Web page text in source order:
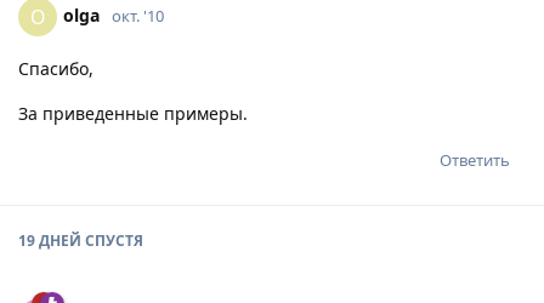
O olga окт. '10
Спасибо,
За приведенные примеры.
Ответить
19 ДНЕЙ СПУСТЯ